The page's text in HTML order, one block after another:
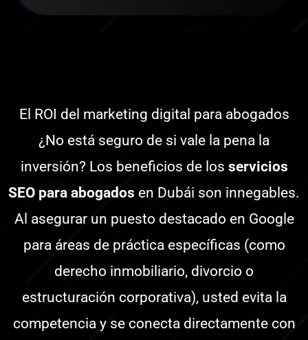
El ROI del marketing digital para abogados
¿No está seguro de si vale la pena la
inversión? Los beneficios de los servicios
SEO para abogados en Dubái son innegables.
Al asegurar un puesto destacado en Google
para áreas de práctica específicas (como
derecho inmobiliario, divorcio o
estructuración corporativa), usted evita la
competencia y se conecta directamente con